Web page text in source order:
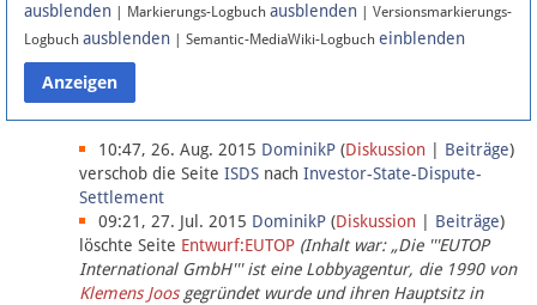
Anmelden
Datenschutz
Über Lobbypedia
Impressum
ausblenden | Markierungs-Logbuch ausblenden | Versionsmarkierungs-
Logbuch ausblenden | Semantic-MediaWiki-Logbuch einblenden
10:47, 26. Aug. 2015 DominikP (Diskussion Beiträge)
verschob die Seite ISDS nach Investor-State-Dispute-
Settlement
09:21, 27. Jul. 2015 DominikP (Diskussion Beiträge)
löschte Seite Entwurf:EUTOP (Inhalt war: „Die '''EUTOP
International GmbH''' ist eine Lobbyagentur, die 1990 von
Klemens Joosgegründet wurde und ihren Hauptsitz in